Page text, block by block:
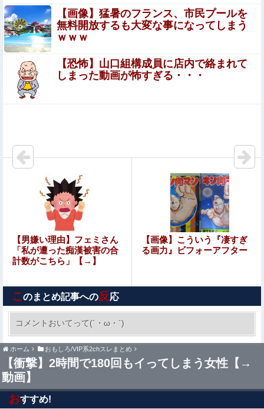
のTikTokライブ配信がヤバすぎると話題に
wwwwwwwwwwwwwwwwwwww
【画像】 JCさん、マックで“胸元ぽっかり”服で谷間全
開！スマホで盗撮されてシコられるｗｗｗ
【衝撃映像】男子中学生・銃乱射事件（7人死亡、23人
負傷）の新たな画像・動画、さすがに怖すぎる…
「楽だけど年収800万超える仕事」がこれらしいｗｗｗｗ
→日本に「インチ表記の定規は販売禁止」という法令があ
り頒布中止に
【悲報】彫り師さん、ぶちまける「タトゥー入れてるヤツ
全員バカです」「すごい民度低いです」「一言目でバカだ
なってわかります全員」
【画像】大泉洋さん、小池栄子さんのFカップに顔うずめ
て嫉妬の嵐ｗｗｗｗ
【画像】人工肛門の松本人志さん、最新の姿に心配の声殺
到…
【原神】みじゅきは2凸からなの？無凸じゃだめすか？？
まんさん「女性の膣は男性器を挿入するものでは
ありません」
市場総崩れで資金源を失った中国が焦りまくった結果、全
世界の中国系組織が連鎖破綻する可能性が……
【画像】猛暑のフランス、市民プールを
無料開放するも大変な事になってしまう
ｗｗｗ
【恐怖】山口組構成員に店内で絡まれて
しまった動画が怖すぎる・・・
【男嫌い理由】フェミさん
「私が遭った痴漢被害の合
計数がこちら」【→】
【画像】こういう『凄すぎ
る画力』ビフォーアフター
こ のまとめ記事への反応
コメントおいてって(´・ω・`)
ホーム おもしろ/VIP系2chスレまとめ
【衝撃】2時間で180回もイってしまう女性【→
動画】
おすすめ!